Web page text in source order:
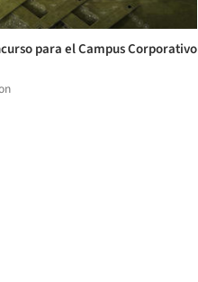
para el Campus Corporativo